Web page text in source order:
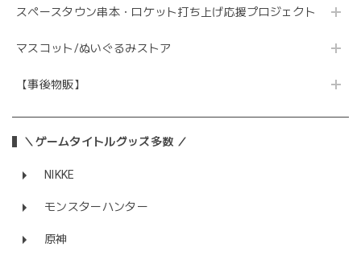
スペースタウン串本・ロケット打ち上げ応援プロジェクト
マスコット/ぬいぐるみストア
【事後物販】
＼ゲームタイトルグッズ多数 ／
NIKKE
モンスターハンター
原神